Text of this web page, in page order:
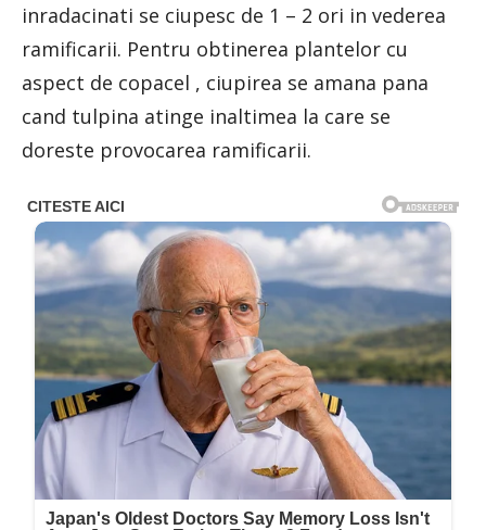
inradacinati se ciupesc de 1 – 2 ori in vederea
ramificarii. Pentru obtinerea plantelor cu
aspect de copacel , ciupirea se amana pana
cand tulpina atinge inaltimea la care se
doreste provocarea ramificarii.